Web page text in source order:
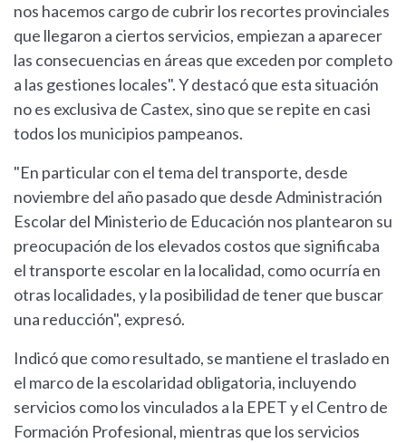
nos hacemos cargo de cubrir los recortes provinciales
que llegaron a ciertos servicios, empiezan a aparecer
las consecuencias en áreas que exceden por completo
a las gestiones locales". Y destacó que esta situación
no es exclusiva de Castex, sino que se repite en casi
todos los municipios pampeanos.
"En particular con el tema del transporte, desde
noviembre del año pasado que desde Administración
Escolar del Ministerio de Educación nos plantearon su
preocupación de los elevados costos que significaba
el transporte escolar en la localidad, como ocurría en
otras localidades, y la posibilidad de tener que buscar
una reducción", expresó.
Indicó que como resultado, se mantiene el traslado en
el marco de la escolaridad obligatoria, incluyendo
servicios como los vinculados a la EPET y el Centro de
Formación Profesional, mientras que los servicios